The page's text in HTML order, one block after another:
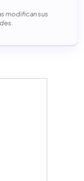
modifican sus